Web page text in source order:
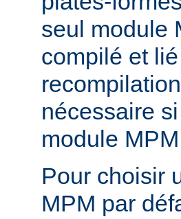
seul module
compilé et
nécessaire
module
Pour choisir
MPM par